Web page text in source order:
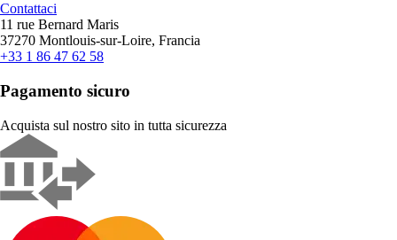
Contattaci
11 rue Bernard Maris
37270 Montlouis-sur-Loire, Francia
+33 1 86 47 62 58
Pagamento sicuro
Acquista sul nostro sito in tutta sicurezza